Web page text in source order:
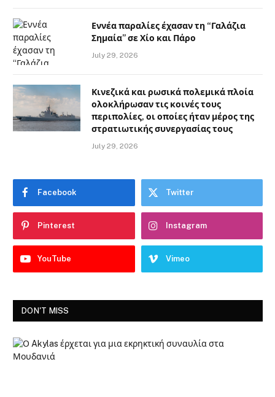
Εννέα παραλίες έχασαν τη “Γαλάζια
Σημαία” σε Χίο και Πάρο
July 29, 2026
Κινεζικά και ρωσικά πολεμικά πλοία
ολοκλήρωσαν τις κοινές τους
περιπολίες, οι οποίες ήταν μέρος της
στρατιωτικής συνεργασίας τους
July 29, 2026
Facebook Twitter
Pinterest Instagram
YouTube Vimeo
DON'T MISS